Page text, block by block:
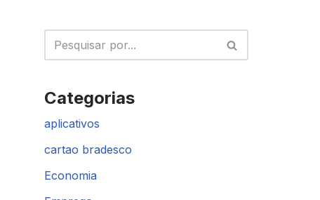
Categorias
aplicativos
cartao bradesco
Economia